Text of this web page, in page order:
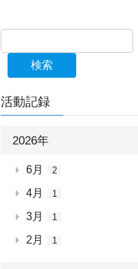
検索
活動記録
2026年
6月 2
4月 1
3月 1
2月 1